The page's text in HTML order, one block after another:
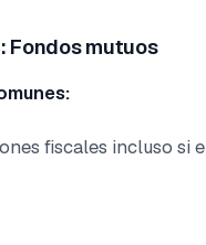
Fondos mutuos
fiscales incluso si